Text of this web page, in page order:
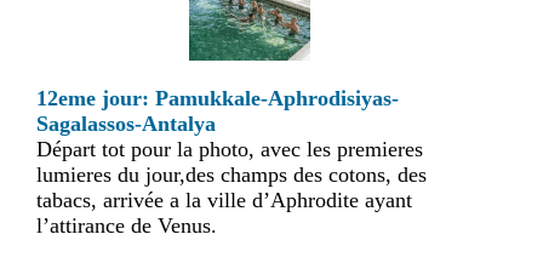
12eme jour: Pamukkale-Aphrodisiyas-
Sagalassos-Antalya
Départ tot pour la photo, avec les premieres
lumieres du jour,des champs des cotons, des
tabacs, arrivée a la ville d’Aphrodite ayant
l’attirance de Venus.